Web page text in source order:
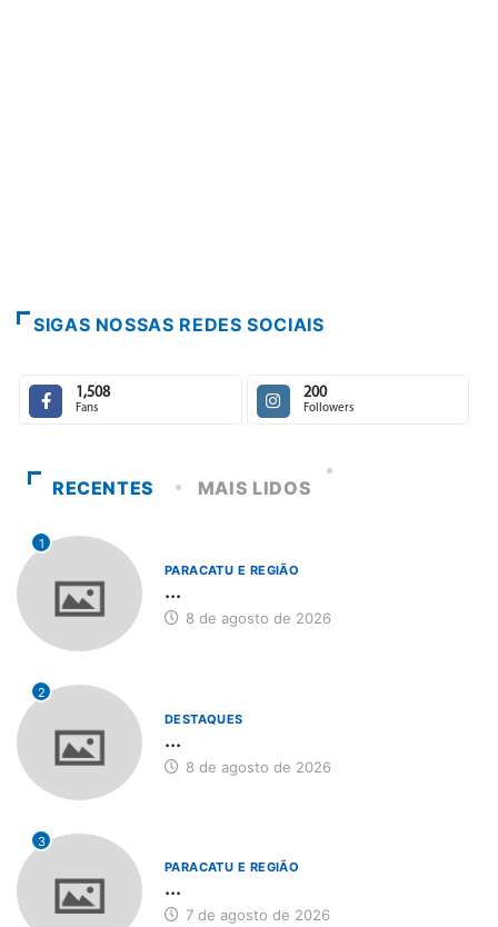
SIGAS NOSSAS REDES SOCIAIS
1,508
Fans
200
Followers
RECENTES MAIS LIDOS
1
PARACATU E REGIÃO
...
8 de agosto de 2026
2
DESTAQUES
...
8 de agosto de 2026
3
PARACATU E REGIÃO
...
7 de agosto de 2026